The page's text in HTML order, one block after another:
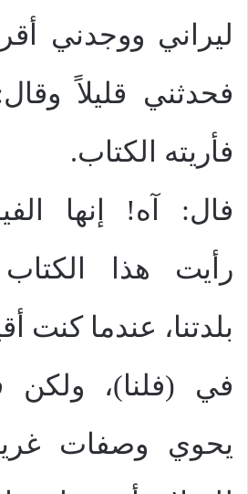
ليراني ووجدني أقرأ
فحدثني قليلاً
فأريته الكتاب.
فال: آه! إنها
رأيت هذا
بلدتنا، عندما كنت
في (فلنا)، ولكن
يحوي وصفات